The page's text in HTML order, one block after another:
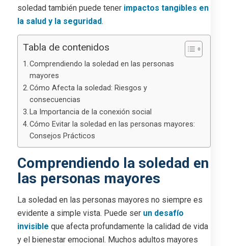
soledad también puede tenerimpactos tangibles en
la salud y la seguridad.
Tabla de contenidos
Comprendiendo la soledad en las personas
mayores
Cómo Afecta la soledad: Riesgos y
consecuencias
La Importancia de la conexión social
Cómo Evitar la soledad en las personas mayores:
Consejos Prácticos
Comprendiendo la soledad en
las personas mayores
La soledad en las personas mayores no siempre es
evidente a simple vista. Puede ser un desafío
invisible que afecta profundamente la calidad de vida
y el bienestar emocional. Muchos adultos mayores